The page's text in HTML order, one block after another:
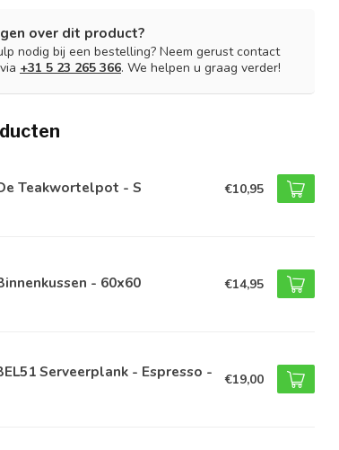
over dit product?
nodig bij een bestelling? Neem gerust contact
+31 5 23 265 366. We helpen u graag verder!
Teakwortelpot - S €10,95
- 60x60 €14,95
Serveerplank - Espresso - €19,00